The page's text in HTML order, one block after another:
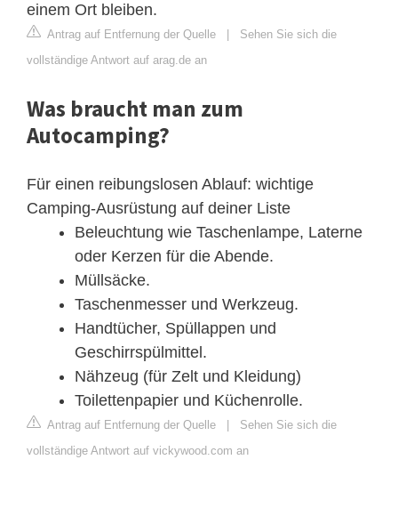
einem Ort bleiben.
Antrag auf Entfernung der Quelle
Sehen Sie sich die
vollständige Antwort auf arag.de an
Was braucht man zum
Autocamping?
Für einen reibungslosen Ablauf: wichtige
Camping-Ausrüstung auf deiner Liste
Beleuchtung wie Taschenlampe, Laterne
oder Kerzen für die Abende.
Müllsäcke.
Taschenmesser und Werkzeug.
Handtücher, Spüllappen und
Geschirrspülmittel.
Nähzeug (für Zelt und Kleidung)
Toilettenpapier und Küchenrolle.
Antrag auf Entfernung der Quelle
Sehen Sie sich die
vollständige Antwort auf vickywood.com an